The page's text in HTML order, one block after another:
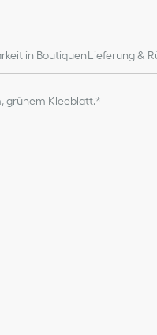
in BoutiquenLieferung &
grünem Kleeblatt.*